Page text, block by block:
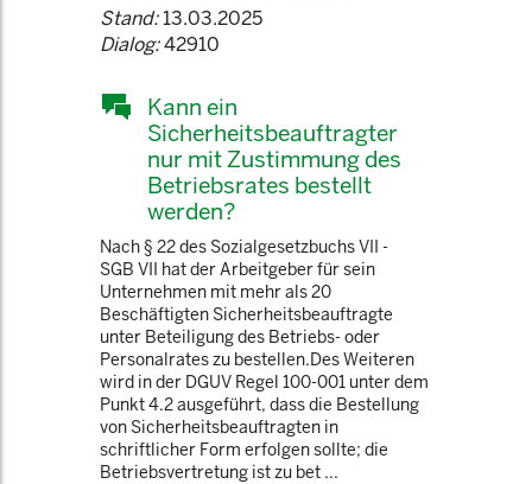
Stand:13.03.2025
Dialog:42910
Kann ein
Sicherheitsbeauftragter
nur mit Zustimmung des
Betriebsrates bestellt
werden?
Nach § 22 des Sozialgesetzbuchs VII -
SGB VII hat der Arbeitgeber für sein
Unternehmen mit mehr als 20
Beschäftigten Sicherheitsbeauftragte
unter Beteiligung des Betriebs- oder
Personalrates zu bestellen.Des Weiteren
wird in der DGUV Regel 100-001 unter dem
Punkt 4.2 ausgeführt, dass die Bestellung
von Sicherheitsbeauftragten in
schriftlicher Form erfolgen sollte; die
Betriebsvertretung ist zu bet ...